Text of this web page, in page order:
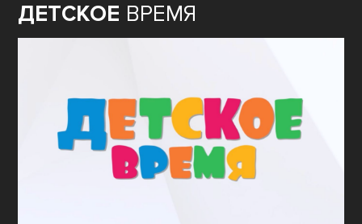
ДЕТСКОЕ ВРЕМЯ